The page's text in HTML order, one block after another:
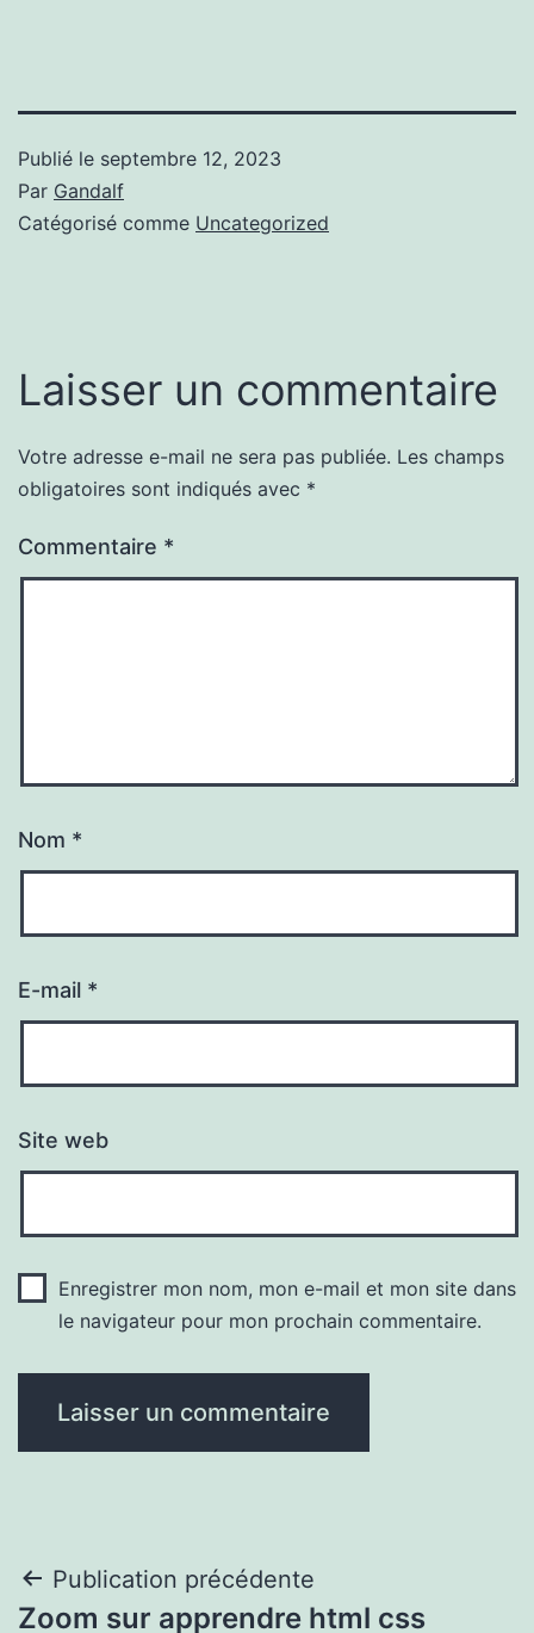
Publié le septembre 12, 2023
Par Gandalf
Catégorisé comme Uncategorized
Laisser un commentaire
Votre adresse e-mail ne sera pas publiée. Les champs
obligatoires sont indiqués avec *
Commentaire *
Nom *
E-mail *
Site web
Enregistrer mon nom, mon e-mail et mon site dans
le navigateur pour mon prochain commentaire.
Navigation
Publication précédente
Zoom sur apprendre html css